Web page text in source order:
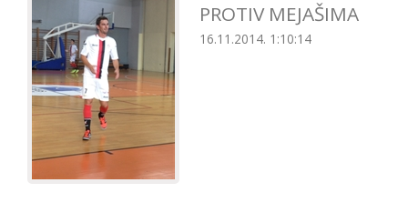
PROTIV MEJAŠIMA
16.11.2014. 1:10:14